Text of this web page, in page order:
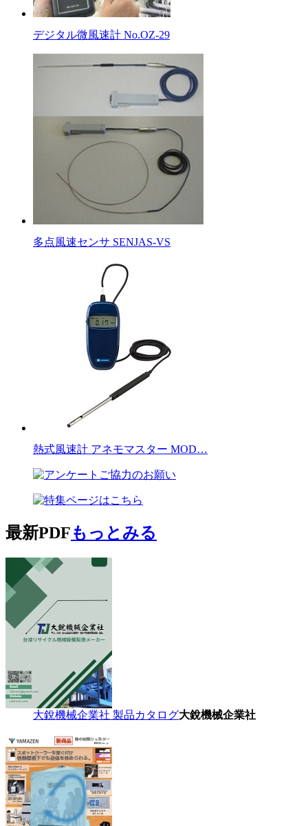
デジタル微風速計 No.OZ-29
多点風速センサ SENJAS-VS
熱式風速計 アネモマスター MOD…
最新PDFもっとみる
大銳機械企業社 製品カタログ大銳機械企業社